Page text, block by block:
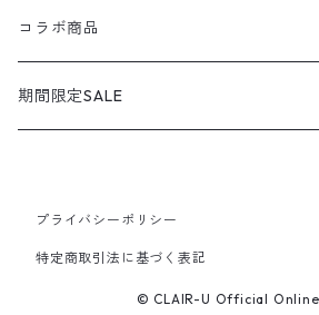
shoel men / シュールメンズ
KIZARINA / キザリナ
MICHEL KLEIN / ミッシェルクラン
GEOX / ジェオックス
lace up / レースアップ
strap shoes / ストラップシューズ
sneakers / スニーカー
slip-on / スリッポン
コラボ商品
広島東洋カープコラボ
期間限定SALE
プライバシーポリシー
特定商取引法に基づく表記
© CLAIR-U Official